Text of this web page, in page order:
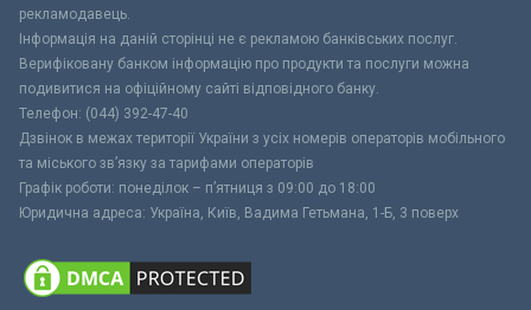
рекламодавець.
Інформація на даній сторінці не є рекламою банківських послуг.
Верифіковану банком інформацію про продукти та послуги можна
подивитися на офіційному сайті відповідного банку.
Телефон: (044) 392-47-40
Дзвінок в межах території України з усіх номерів операторів мобільного
та міського зв’язку за тарифами операторів
Графік роботи: понеділок – п’ятниця з 09:00 до 18:00
Юридична адреса: Україна, Київ, Вадима Гетьмана, 1-Б, 3 поверх